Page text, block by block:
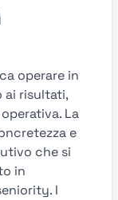
operare in
risultati,
La
e
che si
in
I